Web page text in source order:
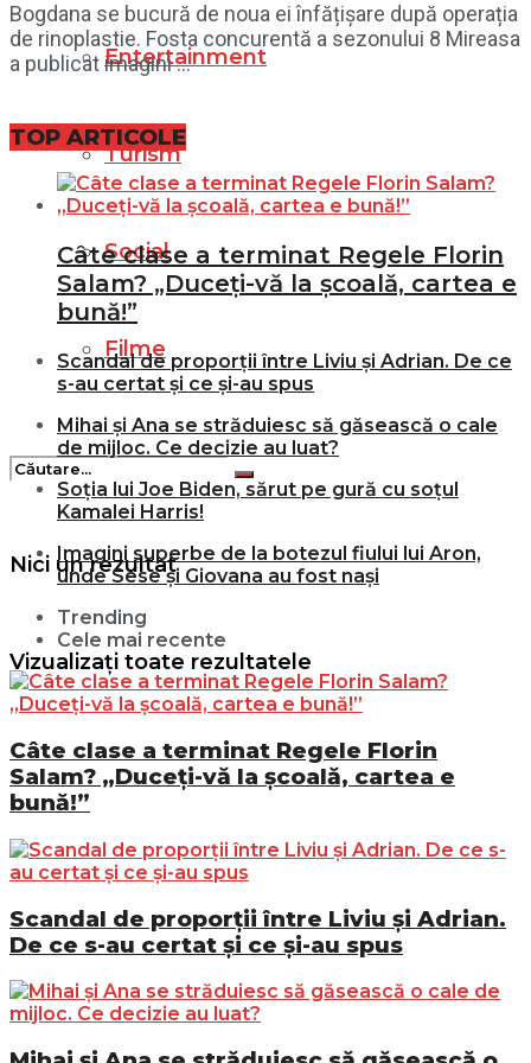
Entertainment
Turism
Social
Filme
Nici un rezultat
Vizualizați toate rezultatele
Bogdana se bucură de noua ei înfățișare după operația
de rinoplastie. Fosta concurentă a sezonului 8 Mireasa
a publicat imagini ...
TOP ARTICOLE
Câte clase a terminat Regele Florin
Salam? „Duceți-vă la școală, cartea e
bună!”
Scandal de proporții între Liviu și Adrian. De ce
s-au certat și ce și-au spus
Mihai și Ana se străduiesc să găsească o cale
de mijloc. Ce decizie au luat?
Soția lui Joe Biden, sărut pe gură cu soțul
Kamalei Harris!
Imagini superbe de la botezul fiului lui Aron,
unde Sese și Giovana au fost nași
Trending
Cele mai recente
Câte clase a terminat Regele Florin
Salam? „Duceți-vă la școală, cartea e
bună!”
Scandal de proporții între Liviu și Adrian.
De ce s-au certat și ce și-au spus